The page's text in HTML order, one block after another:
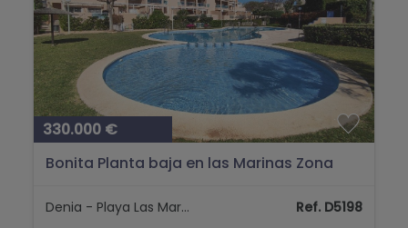
330.000 €
Bonita Planta baja en las Marinas Zona
Denia - Playa Las Marinas Ref. D5198